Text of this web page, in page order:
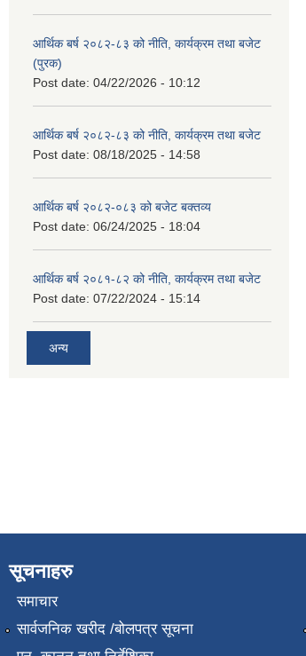
आर्थिक बर्ष २०८२-८३ को नीति, कार्यक्रम तथा बजेट
(पुरक)
Post date: 04/22/2026 - 10:12
आर्थिक बर्ष २०८२-८३ को नीति, कार्यक्रम तथा बजेट
Post date: 08/18/2025 - 14:58
आर्थिक बर्ष २०८२-०८३ को बजेट बक्तव्य
Post date: 06/24/2025 - 18:04
आर्थिक बर्ष २०८१-८२ को नीति, कार्यक्रम तथा बजेट
Post date: 07/22/2024 - 15:14
अन्य
सूचनाहरु
समाचार
सार्वजनिक खरीद /बोलपत्र सूचना